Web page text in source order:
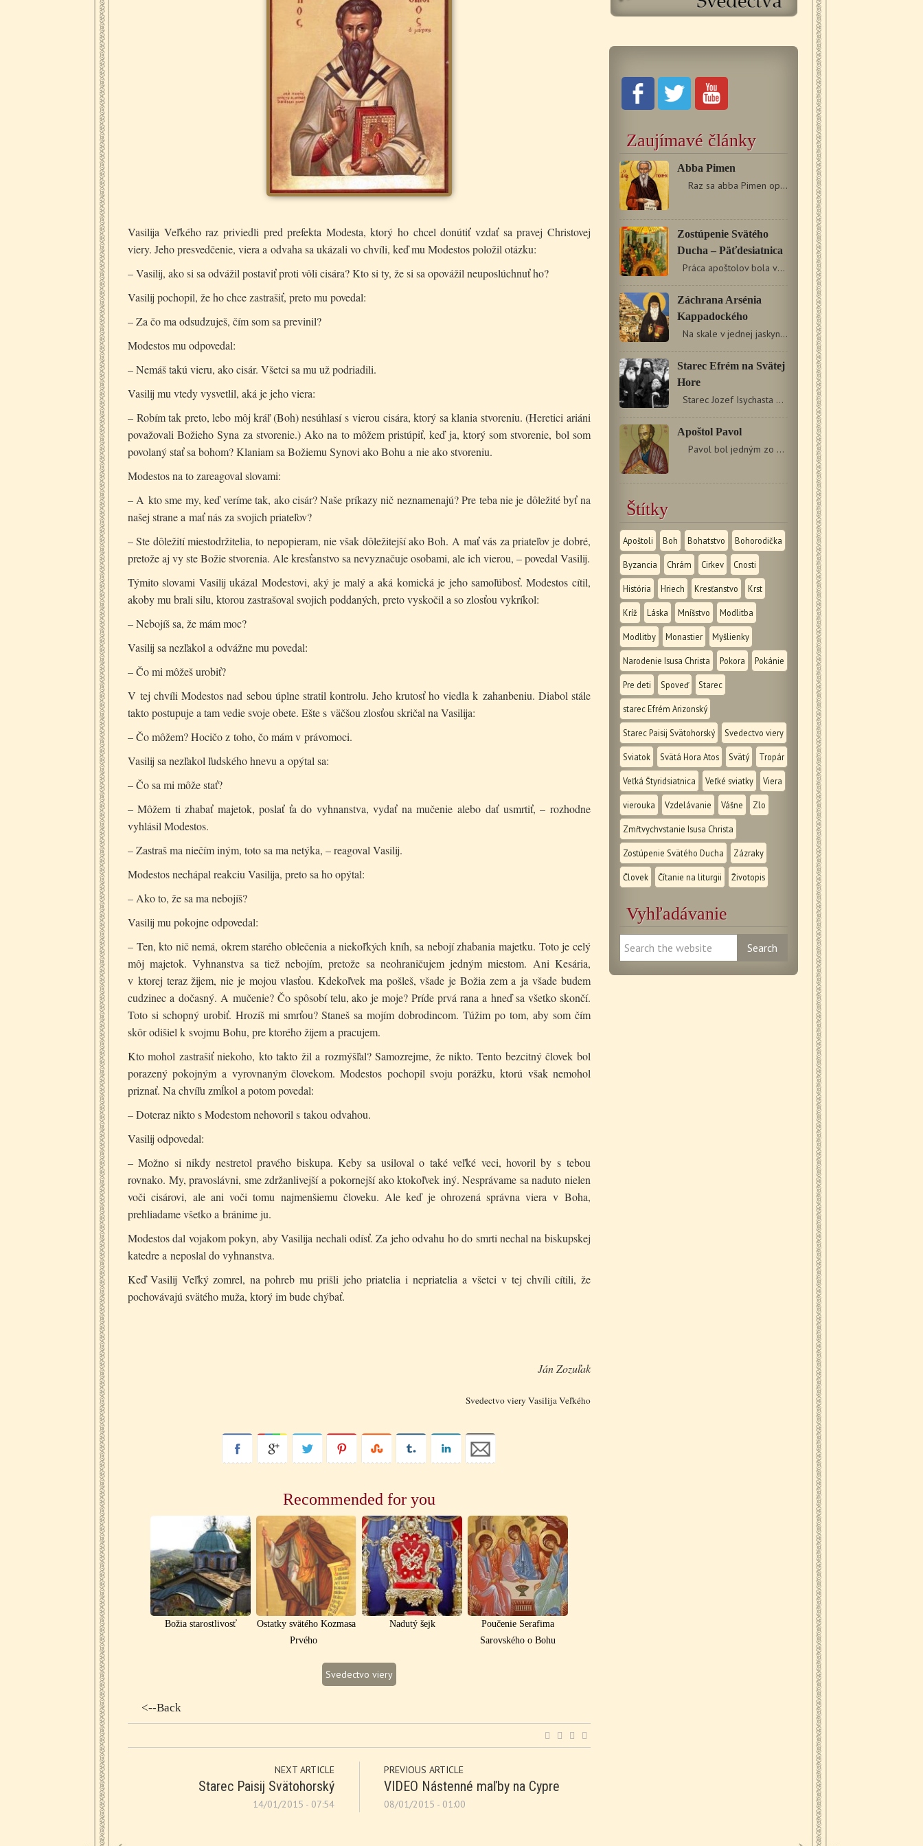
Vasilija Veľkého raz priviedli pred prefekta Modesta, ktorý ho chcel donútiť vzdať sa pravej Christovej
viery. Jeho presvedčenie, viera a odvaha sa ukázali vo chvíli, keď mu Modestos položil otázku:
– Vasilij, ako si sa odvážil postaviť proti vôli cisára? Kto si ty, že si sa opovážil neuposlúchnuť ho?
Vasilij pochopil, že ho chce zastrašiť, preto mu povedal:
– Za čo ma odsudzuješ, čím som sa previnil?
Modestos mu odpovedal:
– Nemáš takú vieru, ako cisár. Všetci sa mu už podriadili.
Vasilij mu vtedy vysvetlil, aká je jeho viera:
– Robím tak preto, lebo môj kráľ (Boh) nesúhlasí s vierou cisára, ktorý sa klania stvoreniu. (Heretici ariáni
považovali Božieho Syna za stvorenie.) Ako na to môžem pristúpiť, keď ja, ktorý som stvorenie, bol som
povolaný stať sa bohom? Klaniam sa Božiemu Synovi ako Bohu a nie ako stvoreniu.
Modestos na to zareagoval slovami:
– A kto sme my, keď veríme tak, ako cisár? Naše príkazy nič neznamenajú? Pre teba nie je dôležité byť na
našej strane a mať nás za svojich priateľov?
– Ste dôležití miestodržitelia, to nepopieram, nie však dôležitejší ako Boh. A mať vás za priateľov je dobré,
pretože aj vy ste Božie stvorenia. Ale kresťanstvo sa nevyznačuje osobami, ale ich vierou, – povedal Vasilij.
Týmito slovami Vasilij ukázal Modestovi, aký je malý a aká komická je jeho samoľúbosť. Modestos cítil,
akoby mu brali silu, ktorou zastrašoval svojich poddaných, preto vyskočil a so zlosťou vykríkol:
– Nebojíš sa, že mám moc?
Vasilij sa nezľakol a odvážne mu povedal:
– Čo mi môžeš urobiť?
V tej chvíli Modestos nad sebou úplne stratil kontrolu. Jeho krutosť ho viedla k zahanbeniu. Diabol stále
takto postupuje a tam vedie svoje obete. Ešte s väčšou zlosťou skričal na Vasilija:
– Čo môžem? Hocičo z toho, čo mám v právomoci.
Vasilij sa nezľakol ľudského hnevu a opýtal sa:
– Čo sa mi môže stať?
– Môžem ti zhabať majetok, poslať ťa do vyhnanstva, vydať na mučenie alebo dať usmrtiť, – rozhodne
vyhlásil Modestos.
– Zastraš ma niečím iným, toto sa ma netýka, – reagoval Vasilij.
Modestos nechápal reakciu Vasilija, preto sa ho opýtal:
– Ako to, že sa ma nebojíš?
Vasilij mu pokojne odpovedal:
– Ten, kto nič nemá, okrem starého oblečenia a niekoľkých kníh, sa nebojí zhabania majetku. Toto je celý
môj majetok. Vyhnanstva sa tiež nebojím, pretože sa neohraničujem jedným miestom. Ani Kesária,
v ktorej teraz žijem, nie je mojou vlasťou. Kdekoľvek ma pošleš, všade je Božia zem a ja všade budem
cudzinec a dočasný. A mučenie? Čo spôsobí telu, ako je moje? Príde prvá rana a hneď sa všetko skončí.
Toto si schopný urobiť. Hrozíš mi smrťou? Staneš sa mojím dobrodincom. Túžim po tom, aby som čím
skôr odišiel k svojmu Bohu, pre ktorého žijem a pracujem.
Kto mohol zastrašiť niekoho, kto takto žil a rozmýšľal? Samozrejme, že nikto. Tento bezcitný človek bol
porazený pokojným a vyrovnaným človekom. Modestos pochopil svoju porážku, ktorú však nemohol
priznať. Na chvíľu zmĺkol a potom povedal:
– Doteraz nikto s Modestom nehovoril s takou odvahou.
Vasilij odpovedal:
– Možno si nikdy nestretol pravého biskupa. Keby sa usiloval o také veľké veci, hovoril by s tebou
rovnako. My, pravoslávni, sme zdržanlivejší a pokornejší ako ktokoľvek iný. Nesprávame sa naduto nielen
voči cisárovi, ale ani voči tomu najmenšiemu človeku. Ale keď je ohrozená správna viera v Boha,
prehliadame všetko a bránime ju.
Modestos dal vojakom pokyn, aby Vasilija nechali odísť. Za jeho odvahu ho do smrti nechal na biskupskej
katedre a neposlal do vyhnanstva.
Keď Vasilij Veľký zomrel, na pohreb mu prišli jeho priatelia i nepriatelia a všetci v tej chvíli cítili, že
pochovávajú svätého muža, ktorý im bude chýbať.
Ján Zozuľak
Svedectvo viery Vasilija Veľkého
Recommended for you
Božia starostlivosť
Ostatky svätého Kozmasa
Prvého
Nadutý šejk
Poučenie Serafima
Sarovského o Bohu
Svedectvo viery
<--Back
NEXT ARTICLE
Starec Paisij Svätohorský
14/01/2015 - 07:54
PREVIOUS ARTICLE
VIDEO Nástenné maľby na Cypre
08/01/2015 - 01:00
Zaujímavé články
Abba Pimen
Raz sa abba Pimen opýtal abbu Jozefa Panefotu:…
Zostúpenie Svätého
Ducha – Päťdesiatnica
Práca apoštolov bola veľmi náročná a nebezpečná.…
Záchrana Arsénia
Kappadockého
Na skale v jednej jaskyni bola kaplnka Bohorodičky.…
Starec Efrém na Svätej
Hore
Starec Jozef Isychasta prijal mladého Jána do svojho…
Apoštol Pavol
Pavol bol jedným zo Židov, ktorí sa narodili…
Štítky
Apoštoli Boh Bohatstvo Bohorodička
Byzancia Chrám Cirkev Cnosti
História Hriech Kresťanstvo Krst
Kríž Láska Mníšstvo Modlitba
Modlitby Monastier Myšlienky
Narodenie Isusa Christa Pokora Pokánie
Pre deti Spoveď Starec
starec Efrém Arizonský
Starec Paisij Svätohorský Svedectvo viery
Sviatok Svätá Hora Atos Svätý Tropár
Veľká Štyridsiatnica Veľké sviatky Viera
vierouka Vzdelávanie Vášne Zlo
Zmŕtvychvstanie Isusa Christa
Zostúpenie Svätého Ducha Zázraky
Človek Čítanie na liturgii Životopis
Vyhľadávanie